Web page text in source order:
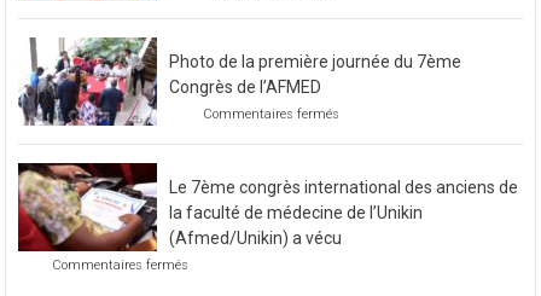
prochain
de
2021
Photo de la première journée du 7ème
Congrès de l’AFMED
Commentaires fermés
première
journée
7ème
Le 7ème congrès international des anciens de
la faculté de médecine de l’Unikin
(Afmed/Unikin) a vécu
Commentaires fermés